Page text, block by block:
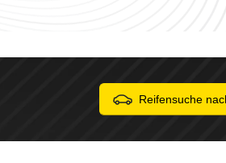
Reifensuche